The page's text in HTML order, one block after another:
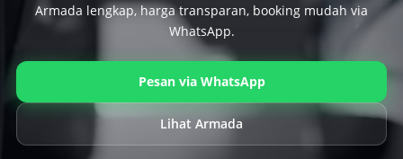
Armada lengkap, harga transparan, booking mudah via
WhatsApp.
Pesan via WhatsApp
Lihat Armada